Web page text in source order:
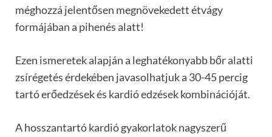
méghozzá jelentősen megnövekedett étvágy
formájában a pihenés alatt!
Ezen ismeretek alapján a leghatékonyabb bőr alatti
zsírégetés érdekében javasolhatjuk a 30-45 percig
tartó erőedzések és kardió edzések kombinációját.
A hosszantartó kardió gyakorlatok nagyszerű